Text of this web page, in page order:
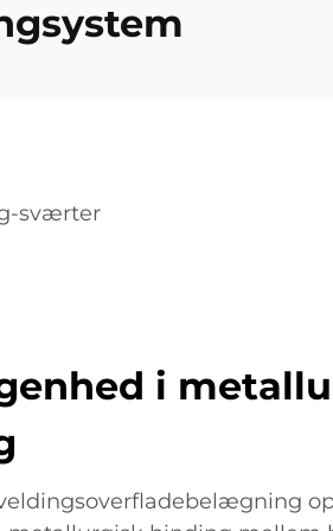
sværter
i